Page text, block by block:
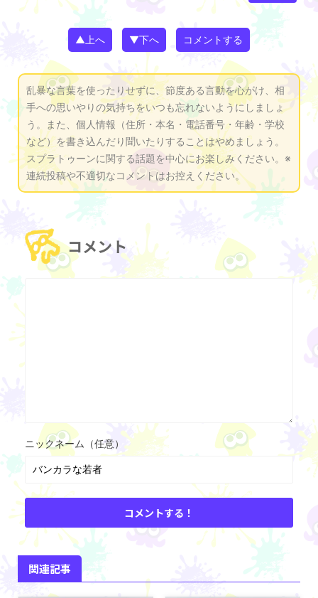
▲上へ ▼下へ コメントする
乱暴な言葉を使ったりせずに、節度ある言動を心がけ、相
手への思いやりの気持ちをいつも忘れないようにしましょ
う。また、個人情報（住所・本名・電話番号・年齢・学校
など）を書き込んだり聞いたりすることはやめましょう。
スプラトゥーンに関する話題を中心にお楽しみください。※
連続投稿や不適切なコメントはお控えください。
コメント
ニックネーム（任意）
関連記事